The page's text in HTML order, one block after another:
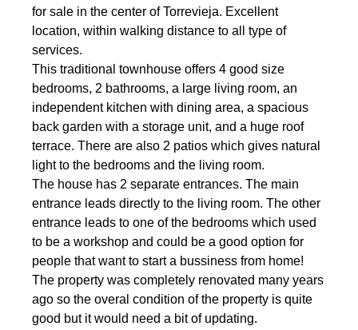
for sale in the center of Torrevieja. Excellent
location, within walking distance to all type of
services.
This traditional townhouse offers 4 good size
bedrooms, 2 bathrooms, a large living room, an
independent kitchen with dining area, a spacious
back garden with a storage unit, and a huge roof
terrace. There are also 2 patios which gives natural
light to the bedrooms and the living room.
The house has 2 separate entrances. The main
entrance leads directly to the living room. The other
entrance leads to one of the bedrooms which used
to be a workshop and could be a good option for
people that want to start a bussiness from home!
The property was completely renovated many years
ago so the overal condition of the property is quite
good but it would need a bit of updating.